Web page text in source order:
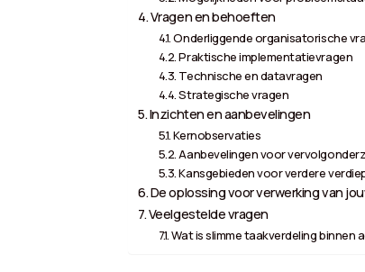
Vragen en behoeften
Onderliggende organisatorische
Praktische implementatievragen
Technische en datavragen
Strategische vragen
Inzichten en aanbevelingen
Kernobservaties
Aanbevelingen voor
Kansgebieden voor verdere
De oplossing voor verwerking van
Veelgestelde vragen
Wat is slimme taakverdeling binnen